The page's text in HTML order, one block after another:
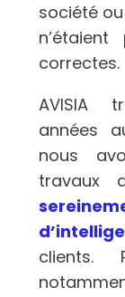
société
correctes.
AVISIA
années
nous
travaux
clients.